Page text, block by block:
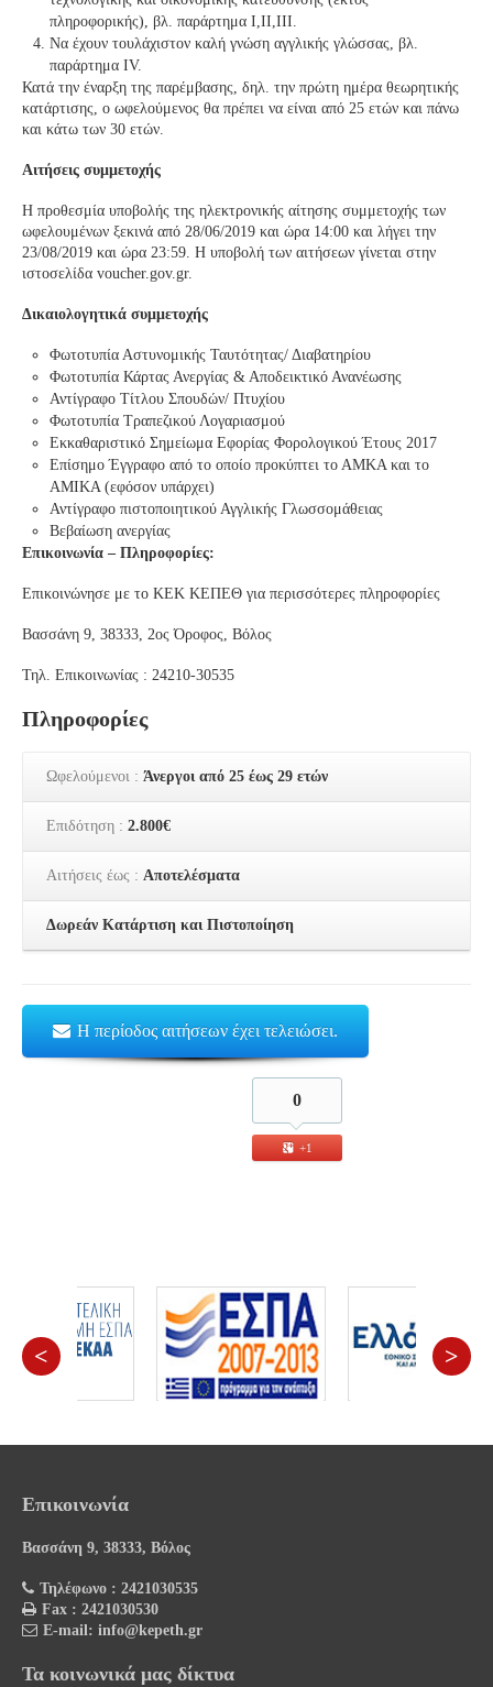
πληροφορικής), βλ. παράρτημα Ι,ΙΙ,ΙΙΙ.
Να έχουν τουλάχιστον καλή γνώση αγγλικής γλώσσας, βλ.
παράρτημα IV.
Κατά την έναρξη της παρέμβασης, δηλ. την πρώτη ημέρα θεωρητικής
κατάρτισης, ο ωφελούμενος θα πρέπει να είναι από 25 ετών και πάνω
και κάτω των 30 ετών.
Αιτήσεις συμμετοχής
Η προθεσμία υποβολής της ηλεκτρονικής αίτησης συμμετοχής των
ωφελουμένων ξεκινά από 28/06/2019 και ώρα 14:00 και λήγει την
23/08/2019 και ώρα 23:59. Η υποβολή των αιτήσεων γίνεται στην
ιστοσελίδα voucher.gov.gr.
Δικαιολογητικά συμμετοχής
Φωτοτυπία Αστυνομικής Ταυτότητας/ Διαβατηρίου
Φωτοτυπία Κάρτας Ανεργίας & Αποδεικτικό Ανανέωσης
Αντίγραφο Τίτλου Σπουδών/ Πτυχίου
Φωτοτυπία Τραπεζικού Λογαριασμού
Εκκαθαριστικό Σημείωμα Εφορίας Φορολογικού Έτους 2017
Επίσημο Έγγραφο από το οποίο προκύπτει το ΑΜΚΑ και το
ΑΜΙΚΑ (εφόσον υπάρχει)
Αντίγραφο πιστοποιητικού Αγγλικής Γλωσσομάθειας
Βεβαίωση ανεργίας
Επικοινωνία – Πληροφορίες:
Επικοινώνησε με το ΚΕΚ ΚΕΠΕΘ για περισσότερες πληροφορίες
Βασσάνη 9, 38333, 2ος Όροφος, Βόλος
Τηλ. Επικοινωνίας : 24210-30535
Πληροφορίες
Ωφελούμενοι : Άνεργοι από 25 έως 29 ετών
Επιδότηση : 2.800€
Αιτήσεις έως : Αποτελέσματα
Δωρεάν Κατάρτιση και Πιστοποίηση
Η περίοδος αιτήσεων έχει τελειώσει.
0
+1
< >
Επικοινωνία
Βασσάνη 9, 38333, Βόλος
Τηλέφωνο : 2421030535
Fax : 2421030530
E-mail: info@kepeth.gr
Τα κοινωνικά μας δίκτυα